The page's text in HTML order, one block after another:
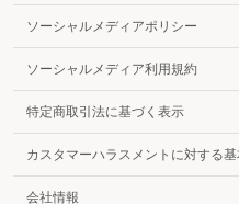
ソーシャルメディアポリシー
ソーシャルメディア利用規約
特定商取引法に基づく表示
カスタマーハラスメントに対する
会社情報